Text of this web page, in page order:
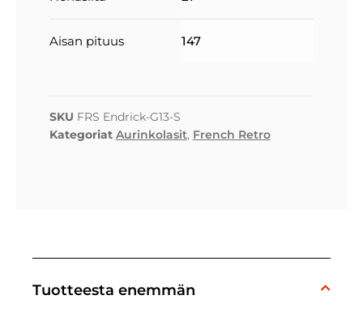
Aisan pituus 147
SKU FRS Endrick-G13-S
Kategoriat Aurinkolasit, French Retro
Tuotteesta enemmän